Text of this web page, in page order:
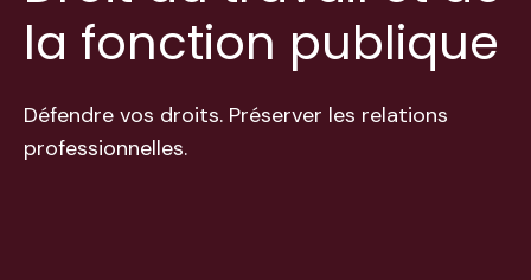
la fonction publique
Défendre vos droits. Préserver les relations
professionnelles.